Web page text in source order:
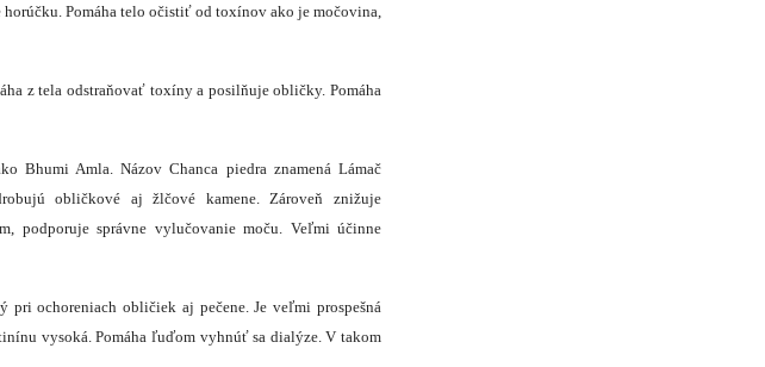
Pomáha telo očistiť od toxínov ako je močovina,
z tela odstraňovať toxíny a posilňuje obličky. Pomáha
Bhumi Amla. Názov Chanca piedra znamená Lámač
obličkové aj žlčové kamene. Zároveň znižuje
podporuje správne vylučovanie moču. Veľmi účinne
ochoreniach obličiek aj pečene. Je veľmi prospešná
vysoká. Pomáha ľuďom vyhnúť sa dialýze. V takom